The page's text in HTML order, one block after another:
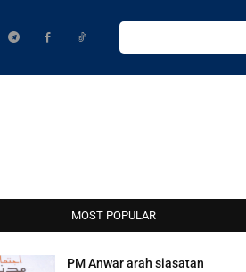
MOST POPULAR
PM Anwar arah siasatan